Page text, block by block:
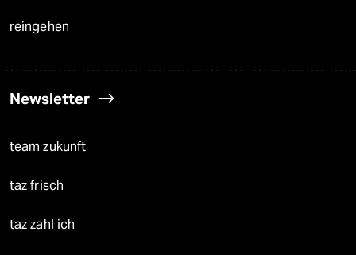
reingehen
Newsletter
team zukunft
taz frisch
taz zahl ich